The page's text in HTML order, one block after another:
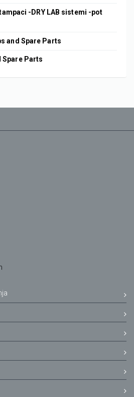
-DRY LAB sistemi -pot
and Spare Parts
Spare Parts